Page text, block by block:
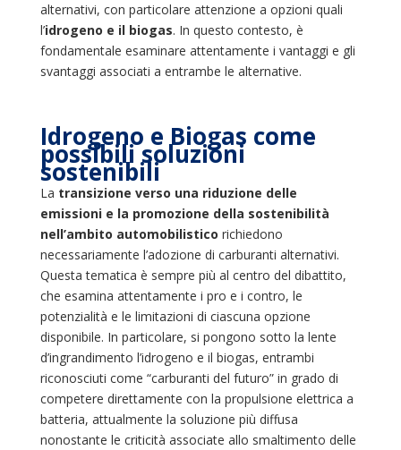
alternativi, con particolare attenzione a opzioni quali
l’idrogeno e il biogas. In questo contesto, è
fondamentale esaminare attentamente i vantaggi e gli
svantaggi associati a entrambe le alternative.
Idrogeno e Biogas come
possibili soluzioni
sostenibili
La transizione verso una riduzione delle
emissioni e la promozione della sostenibilità
nell’ambito automobilistico richiedono
necessariamente l’adozione di carburanti alternativi.
Questa tematica è sempre più al centro del dibattito,
che esamina attentamente i pro e i contro, le
potenzialità e le limitazioni di ciascuna opzione
disponibile. In particolare, si pongono sotto la lente
d’ingrandimento l’idrogeno e il biogas, entrambi
riconosciuti come “carburanti del futuro” in grado di
competere direttamente con la propulsione elettrica a
batteria, attualmente la soluzione più diffusa
nonostante le criticità associate allo smaltimento delle